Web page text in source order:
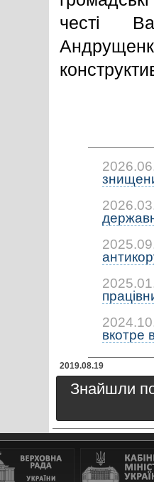
честі
вкотре
2019.08.19
Знайшли